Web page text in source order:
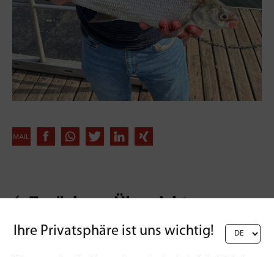
Zurück zur Übersicht
Ihre Privatsphäre ist uns wichtig!